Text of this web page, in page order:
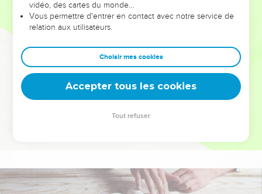
sont elles qui les ont façonnés.
Dans cette conférence, leaders, entrepreneurs, et responsables
clés pour avancer avec plus de sagesse afin que leurs erreurs
deviennent vos tremplins. Que vous guidiez un ministère, une
équipe, un groupe ou une famille, leur expérience est faite
vidéo, des cartes du monde…
Vous permettre d'entrer en contact avec notre service de
relation aux utilisateurs.
Choisir mes cookies
Accepter tous les cookies
Tout refuser